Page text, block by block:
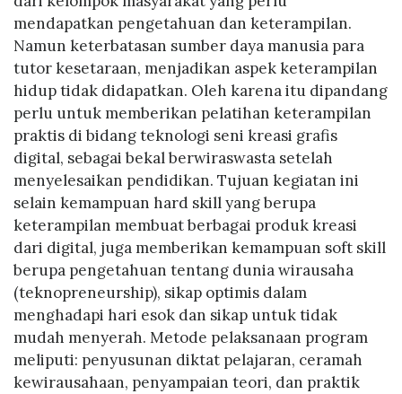
mendapatkan pengetahuan dan keterampilan.
Namun keterbatasan sumber daya manusia para
tutor kesetaraan, menjadikan aspek keterampilan
hidup tidak didapatkan. Oleh karena itu dipandang
perlu untuk memberikan pelatihan keterampilan
praktis di bidang teknologi seni kreasi grafis
digital, sebagai bekal berwiraswasta setelah
menyelesaikan pendidikan. Tujuan kegiatan ini
selain kemampuan hard skill yang berupa
keterampilan membuat berbagai produk kreasi
dari digital, juga memberikan kemampuan soft skill
berupa pengetahuan tentang dunia wirausaha
(teknopreneurship), sikap optimis dalam
menghadapi hari esok dan sikap untuk tidak
mudah menyerah. Metode pelaksanaan program
meliputi: penyusunan diktat pelajaran, ceramah
kewirausahaan, penyampaian teori, dan praktik